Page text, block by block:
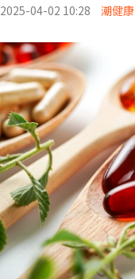
2025-04-02 10:28 潮健康